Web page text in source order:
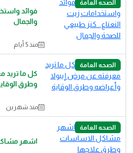
الصحه العامة
فوائد
والجمال
منذ 5 أيام
الصحه العامة
كل ما تريد
وطرق
منذ شهرين
الصحه العامة
اشهر